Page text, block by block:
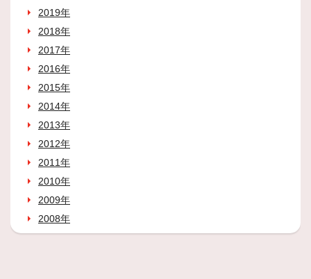
2019年
2018年
2017年
2016年
2015年
2014年
2013年
2012年
2011年
2010年
2009年
2008年